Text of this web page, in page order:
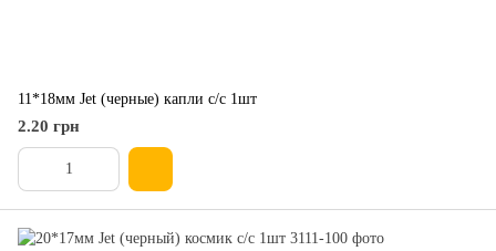
11*18мм Jet (черные) капли с/с 1шт
2.20 грн